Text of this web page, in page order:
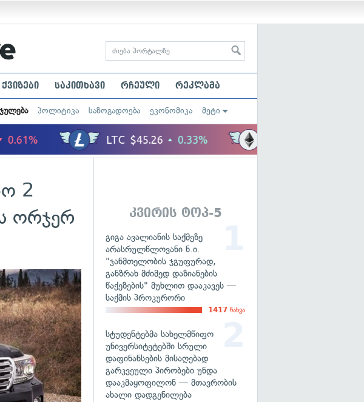
ქვიზები საკითხავი რჩეული რეკლამა
პოლიტიკა საზოგადოება ეკონომიკა მეტი
2
ორჯერ
კვირის ტოპ-5
გიგა ავალიანის საქმეზე
არასრულწლოვანი ნ.ი.
"ჯანმთელობის ჯგუფურად,
განზრახ მძიმედ დაზიანების
წაქეზების" მუხლით დააკავეს —
საქმის პროკურორი
1417 ნახვა
სტუდენტებმა სახელმწიფო
უნივერსიტეტებში სრული
დაფინანსების მისაღებად
გარკვეული პირობები უნდა
დააკმაყოფილონ — მთავრობის
ახალი დადგენილება